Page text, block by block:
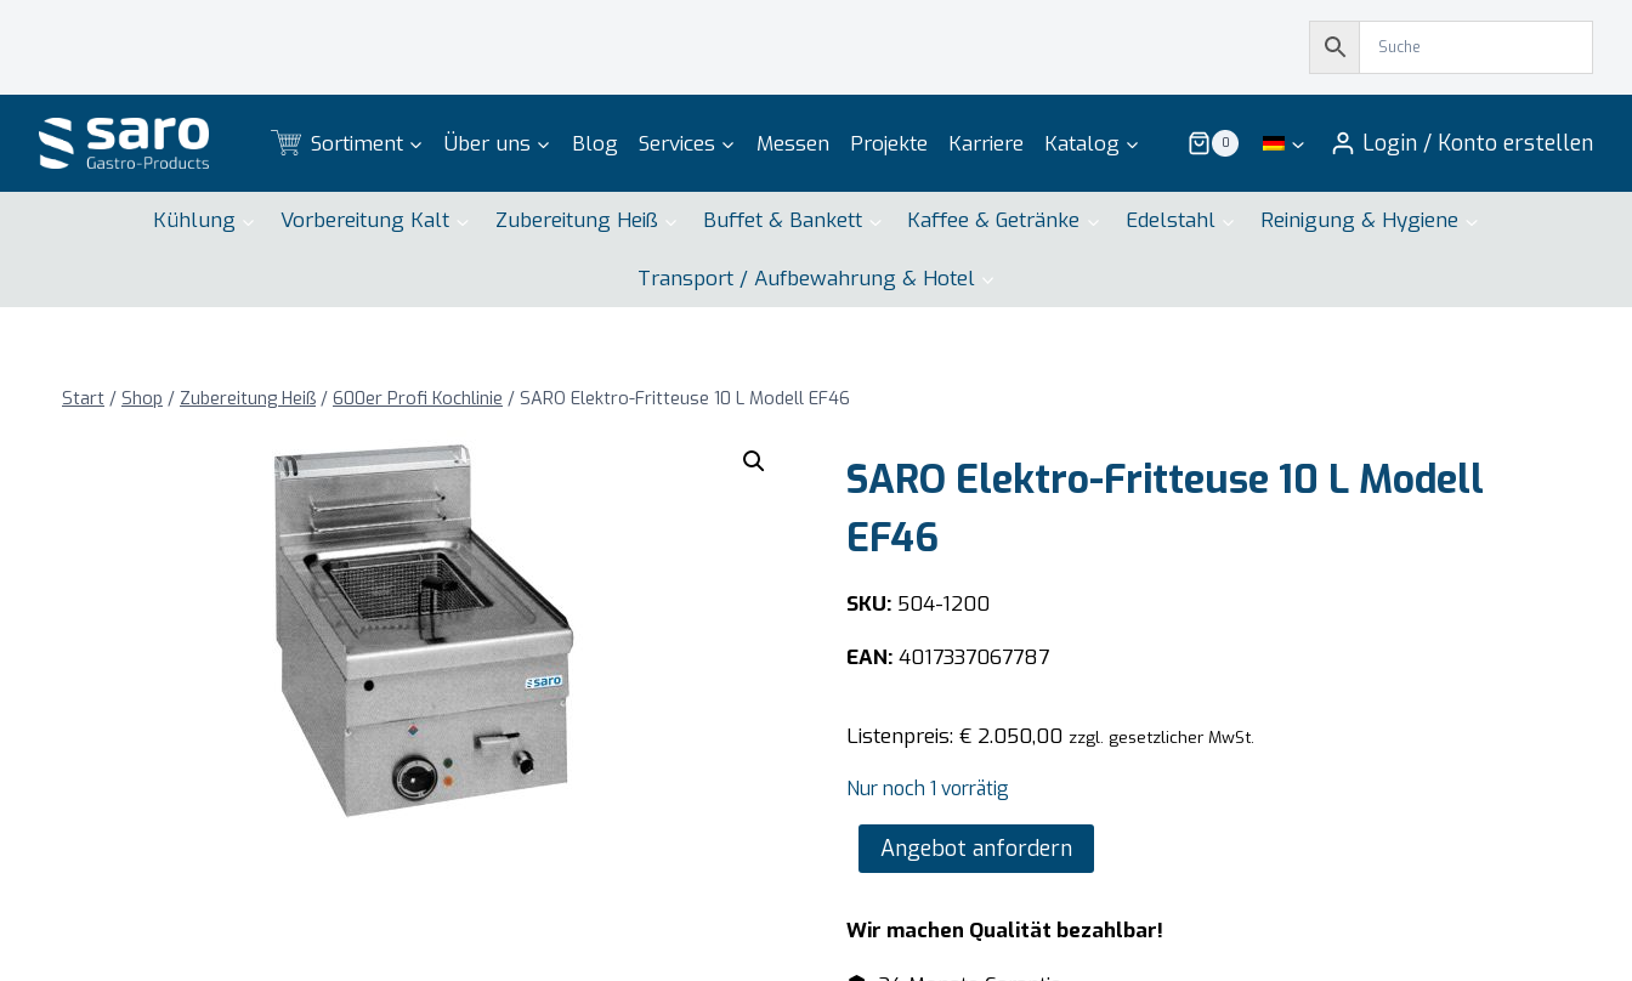
Sortiment Über uns Blog Services Messen Projekte Karriere Katalog 0 Login / Konto erstellen
Kühlung Vorbereitung Kalt Zubereitung Heiß Buffet & Bankett Kaffee & Getränke Edelstahl Reinigung & Hygiene
Transport / Aufbewahrung & Hotel
Start / Shop / Zubereitung Heiß / 600er Profi Kochlinie / SARO Elektro-Fritteuse 10 L Modell EF46
SARO Elektro-Fritteuse 10 L Modell
EF46
SKU:504-1200
EAN:4017337067787
Listenpreis: €2.050,00 zzgl. gesetzlicher MwSt.
Nur noch 1 vorrätig
SARO
Elektro-
10
L
Angebot anfordern
Wir machen Qualität bezahlbar!